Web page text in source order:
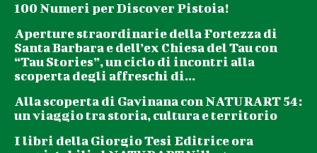
100 Numeri per Discover Pistoia!
Aperture straordinarie della Fortezza di
Santa Barbara e dell’ex Chiesa del Tau con
“Tau Stories”, un ciclo di incontri alla
scoperta degli affreschi di...
Alla scoperta di Gavinana con NATURART 54:
un viaggio tra storia, cultura e territorio
I libri della Giorgio Tesi Editrice ora